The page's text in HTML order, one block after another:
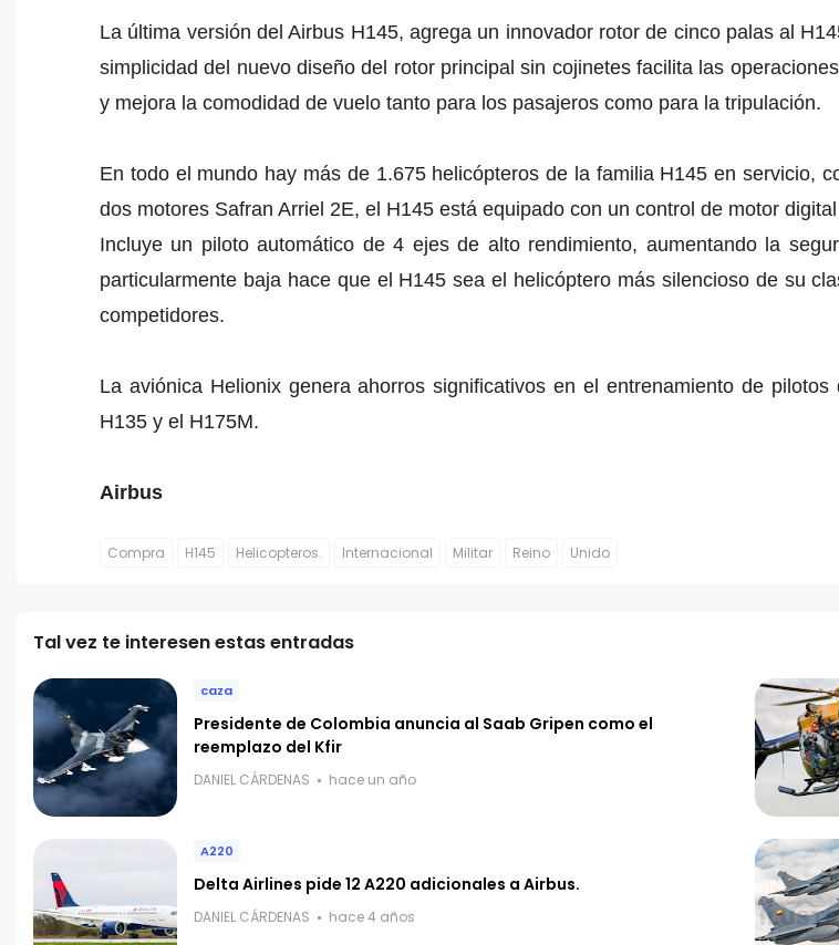
La última versión del Airbus H145, agrega un innovador rotor de cinco palas al
simplicidad del nuevo diseño del rotor principal sin cojinetes facilita las
y mejora la comodidad de vuelo tanto para los pasajeros como para la tripulación.
En todo el mundo hay más de 1.675 helicópteros de la familia H145 en servicio,
dos motores Safran Arriel 2E, el H145 está equipado con un control de motor
Incluye un piloto automático de 4 ejes de alto rendimiento, aumentando la
particularmente baja hace que el H145 sea el helicóptero más silencioso de su
competidores.
La aviónica Helionix genera ahorros significativos en el entrenamiento de
H135 y el H175M.
Airbus
Compra H145 Helicopteros. Internacional Militar Reino Unido
Tal vez te interesen estas entradas
caza
Presidente de Colombia anuncia al Saab Gripen como el
reemplazo del Kfir
DANIEL CÁRDENAS hace un año
A220
Delta Airlines pide 12 A220 adicionales a Airbus.
DANIEL CÁRDENAS hace 4 años